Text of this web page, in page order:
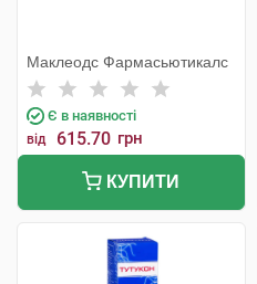
Маклеодс Фармасьютикалс
Є в наявності
від 615.70 грн
КУПИТИ